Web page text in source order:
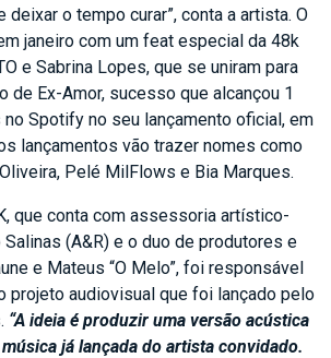
deixar o tempo curar”, conta a artista. O
janeiro com um feat especial da 48k
e Sabrina Lopes, que se uniram para
de Ex-Amor, sucesso que alcançou 1
Spotify no seu lançamento oficial, em
lançamentos vão trazer nomes como
Pelé MilFlows e Bia Marques.
que conta com assessoria artístico-
(A&R) e o duo de produtores e
e Mateus “O Melo”, foi responsável
projeto audiovisual que foi lançado pelo
“A ideia é produzir uma versão acústica
já lançada do artista convidado.